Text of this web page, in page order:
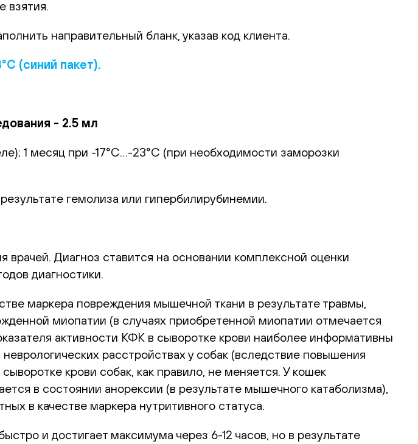
направительный бланк, указав код клиента.
(синий пакет).
- 2.5 мл
1 месяц при -17°С…-23°С (при необходимости заморозки
гемолиза или гипербилирубинемии.
Диагноз ставится на основании комплексной оценки
диагностики.
маркера повреждения мышечной ткани в результате травмы,
миопатии (в случаях приобретенной миопатии отмечается
активности КФК в сыворотке крови наиболее информативны
расстройствах у собак (вследствие повышения
крови собак, как правило, не меняется. У кошек
в состоянии анорексии (в результате мышечного катаболизма),
в качестве маркера нутритивного статуса.
и достигает максимума через 6-12 часов, но в результате